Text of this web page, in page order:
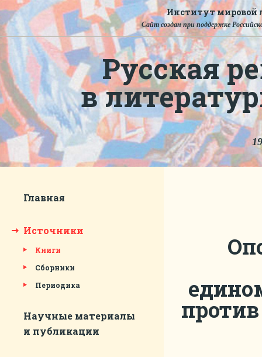
Институт мировой
Сайт создан при поддержке
Русская
в
Главная
Источники
Книги
Сборники
Периодика
Научные материалы
и публикации